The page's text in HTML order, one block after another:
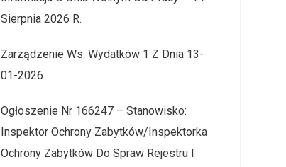
Sierpnia 2026 R.
Zarządzenie Ws. Wydatków 1 Z Dnia 13-
01-2026
Ogłoszenie Nr 166247 – Stanowisko:
Inspektor Ochrony Zabytków/Inspektorka
Ochrony Zabytków Do Spraw Rejestru I